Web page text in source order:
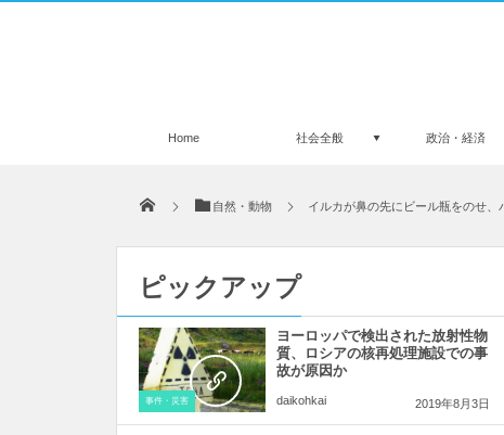
Home 社会全般 政治・経済
自然・動物 イルカが鼻の先にビール瓶をのせ、
ピックアップ
事件・災害
ヨーロッパで検出された放射性物
質、ロシアの核再処理施設での事
故が原因か
daikohkai 2019年8月3日